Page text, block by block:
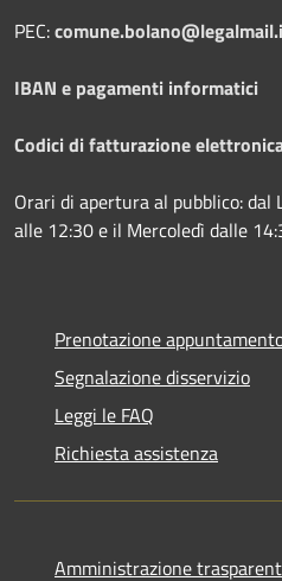
PEC:
IBAN e pagamenti informatici
Codici di fatturazione
Orari di apertura al pubblico: dal
alle 12:30 e il Mercoledì dalle
Prenotazione
Segnalazione disservizio
Leggi le FAQ
Richiesta assistenza
Amministrazione